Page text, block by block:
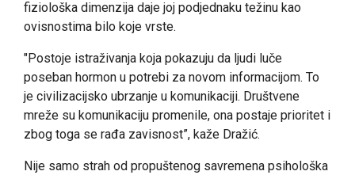
fiziološka dimenzija daje joj podjednaku težinu kao
ovisnostima bilo koje vrste.
"Postoje istraživanja koja pokazuju da ljudi luče
poseban hormon u potrebi za novom informacijom. To
je civilizacijsko ubrzanje u komunikaciji. Društvene
mreže su komunikaciju promenile, ona postaje prioritet i
zbog toga se rađa zavisnost”, kaže Dražić.
Nije samo strah od propuštenog savremena psihološka